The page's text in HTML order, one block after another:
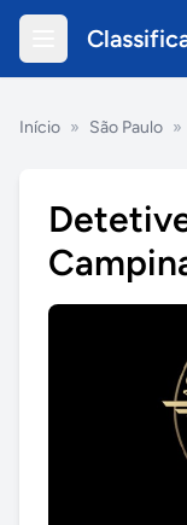
Início » São Paulo »